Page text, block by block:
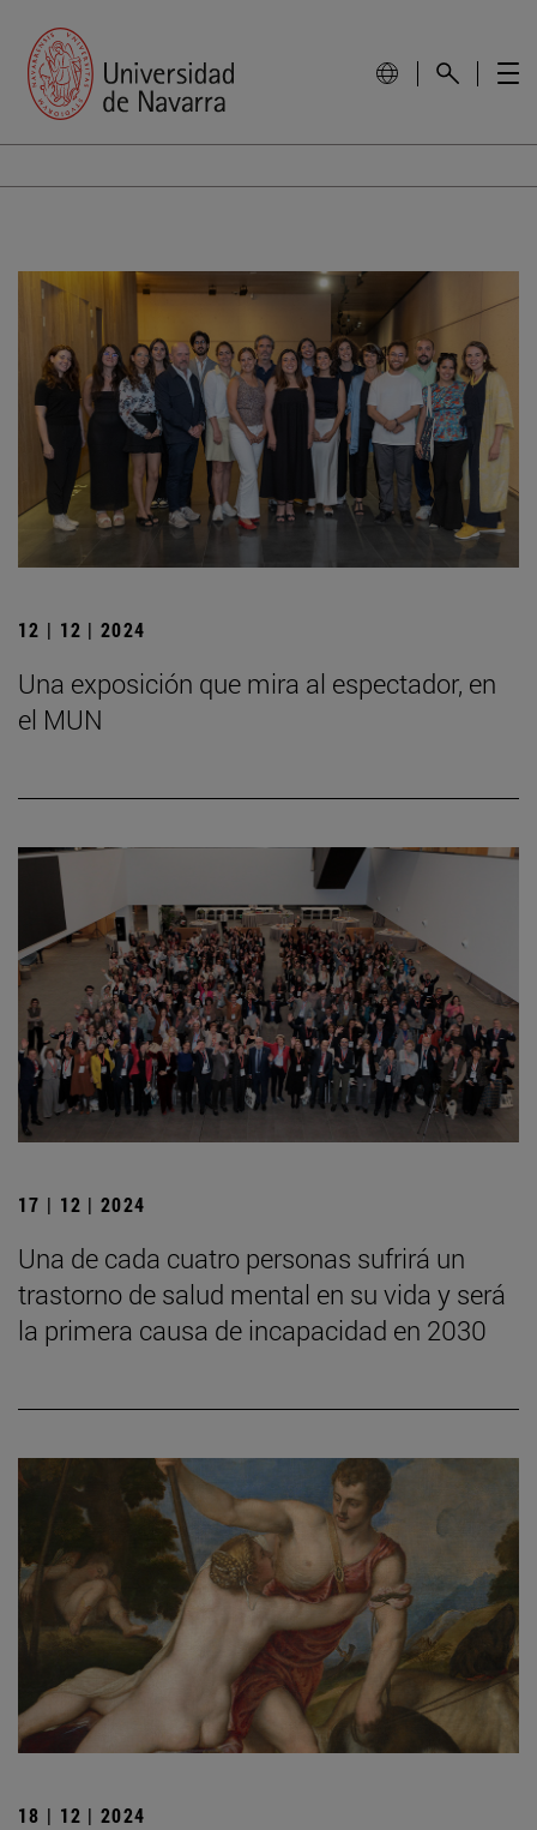
12 | 12 | 2024
Una exposición que mira al espectador, en
el MUN
17 | 12 | 2024
Una de cada cuatro personas sufrirá un
trastorno de salud mental en su vida y será
la primera causa de incapacidad en 2030
18 | 12 | 2024